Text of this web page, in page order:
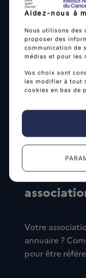
Faites
Votre
annuaire ?
pour être
Aidez-nous à
Nous utilisons des
proposer des
communication de
médias et pour les
Vos choix sont
les modifier à tout
cookies en bas de